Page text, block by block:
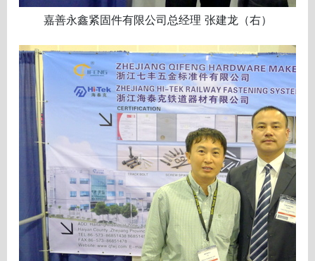
嘉善永鑫紧固件有限公司总经理 张建龙（右）